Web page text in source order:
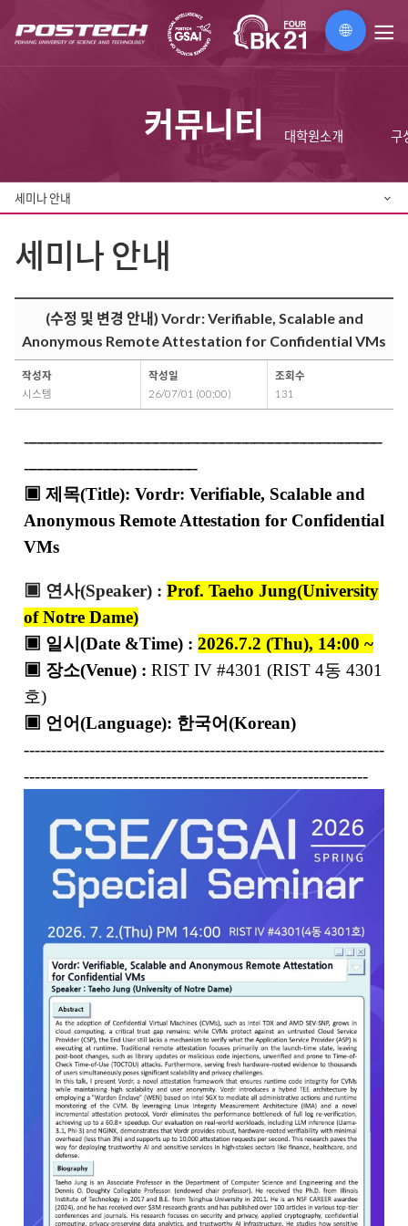
대학원소개 구
메
커뮤니티
세미나 안내
세미나 안내
(수정 및 변경 안내) Vordr: Verifiable, Scalable and
Anonymous Remote Attestation for Confidential VMs
작성자
시스템
작성일
26/07/01 (00:00)
조회수
131
---------------------------------------------------------------------------------------
------------------------------------------
▣ 제목(Title): Vordr: Verifiable, Scalable and
Anonymous Remote Attestation for Confidential
VMs
▣ 연사(Speaker) : Prof. Taeho Jung(University
of Notre Dame)
▣ 일시 (Date &Time) : 2026.7.2 (Thu), 14:00 ~
▣ 장소(Venue) : RIST IV #4301 (RIST 4동 4301
호)
▣ 언어(Language): 한국어(Korean)
------------------------------------------------------------------
---------------------------------------------------------------
🌐